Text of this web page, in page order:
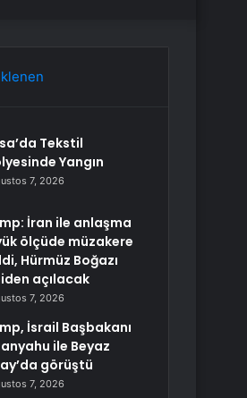
Tekstil
Yangın
7, 2026
İran ile anlaşma
ölçüde müzakere
Hürmüz Boğazı
açılacak
7, 2026
İsrail Başbakanı
ile Beyaz
görüştü
7, 2026